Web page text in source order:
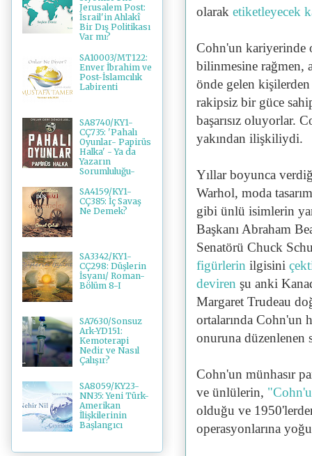
olarak etiketleyecek
Cohn'un kariyerinde
bilinmesine rağmen,
önde gelen kişilerden
rakipsiz bir güce
başarısız oluyorlar.
yakından ilişkiliydi.
Yıllar boyunca
Warhol, moda
gibi ünlü isimlerin
Başkanı Abraham
Senatörü Chuck
figürlerin ilgisini
deviren şu anki
Margaret Trudeau
ortalarında Cohn'un
onuruna düzenlenen
Cohn'un münhasır
ve ünlülerin,
olduğu ve
operasyonlarına
Jerusalem Post:
İsrail'in Ahlakî
Bir Dış Politikası
Var mı?
SA10003/MT122:
Enver İbrahim ve
Post-İslamcılık
Labirenti
SA8740/KY1-
CÇ735: 'Pahalı
Oyunlar- Papirüs
Halka' - Ya da
Yazarın
Sorumluluğu-
SA4159/KY1-
CÇ385: İç Savaş
Ne Demek?
SA3342/KY1-
CÇ298: Düşlerin
İsyanı/ Roman-
Bölüm 8-I
SA7630/Sonsuz
Ark-YD151:
Kemoterapi
Nedir ve Nasıl
Çalışır?
SA8059/KY23-
NN35: Yeni Türk-
Amerikan
İlişkilerinin
Başlangıcı